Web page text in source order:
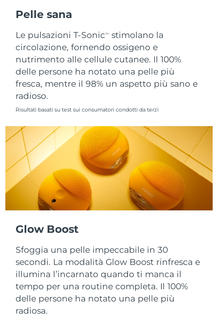
Pelle sana
Le pulsazioni T-SonicTM
stimolano la
circolazione, fornendo ossigeno e
nutrimento alle cellule cutanee. Il 100%
delle persone ha notato una pelle più
fresca, mentre il 98% un aspetto più sano e
radioso.
Risultati basati su test sui consumatori condotti da terzi
Glow Boost
Sfoggia una pelle impeccabile in 30
secondi. La modalità Glow Boost rinfresca e
illumina l’incarnato quando ti manca il
tempo per una routine completa. Il 100%
delle persone ha notato una pelle più
radiosa.
Slovacchia
Slovenia Consegna stimata
Sudafrica
Corea del Sud Consegna stimata 10.08.2026
Spagna Consegna stimata
Svezia Consegna stimata
Svizzera Consegna stimata 08.08.2026
Taiwan Consegna stimata13.08.2026
Thailandia Consegna stimata 12.08.2026
Turchia
Emirati Arabi Uniti Consegna stimata09.08.2026
Regno Unito Consegna stimata08.08.2026
Stati Uniti Consegna stimata 09.08.2026